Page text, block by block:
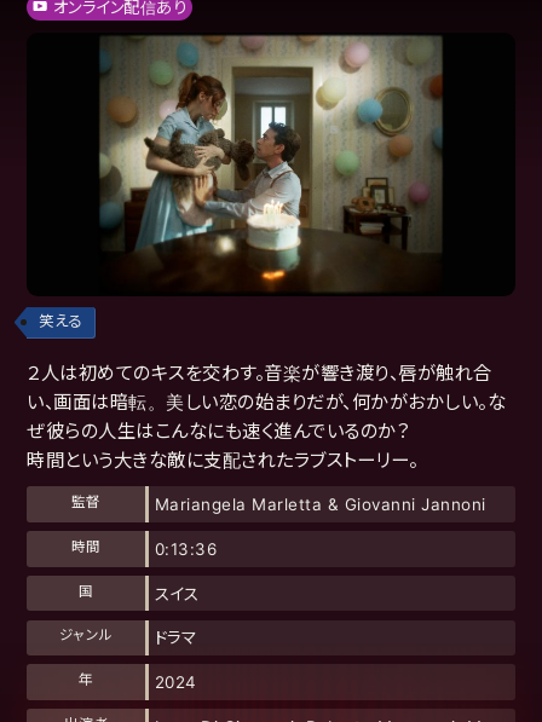
オンライン配信あり
笑える
２人は初めてのキスを交わす。音楽が響き渡り、唇が触れ合
い、画面は暗転。美しい恋の始まりだが、何かがおかしい。な
ぜ彼らの人生はこんなにも速く進んでいるのか？
時間という大きな敵に支配されたラブストーリー。
監督 Mariangela Marletta & Giovanni Jannoni
時間 0:13:36
国 スイス
ジャンル ドラマ
年 2024